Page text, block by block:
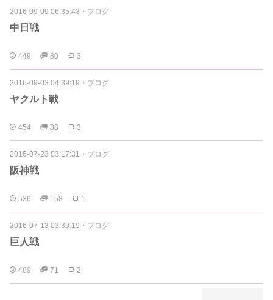
2016-09-09 06:35:43 ・ ブログ
中日戦
449 80 3
2016-09-03 04:39:19 ・ ブログ
ヤクルト戦
454 88 3
2016-07-23 03:17:31 ・ ブログ
阪神戦
536 158 1
2016-07-13 03:39:19 ・ ブログ
巨人戦
489 71 2